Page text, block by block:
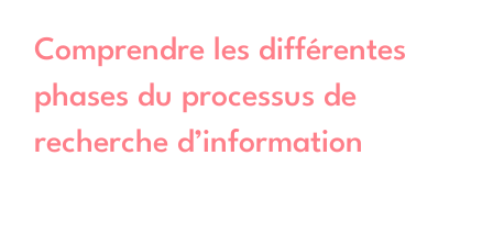
Comprendre les différentes
phases du processus de
recherche d’information